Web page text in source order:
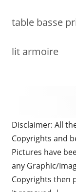
table basse
lit armoire
Disclaimer: All
Copyrights and
Pictures have
any Graphic/
Copyrights then